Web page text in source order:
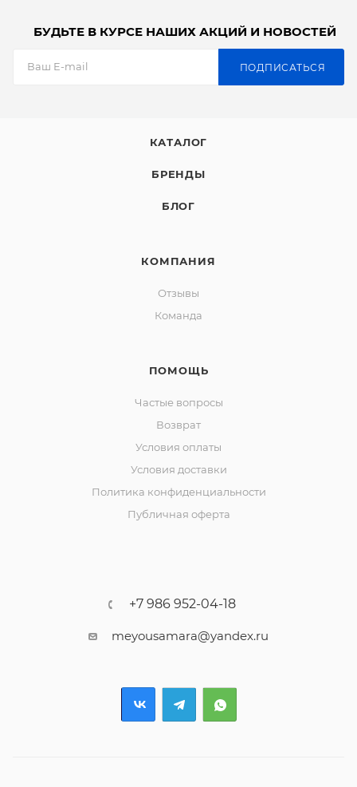
БУДЬТЕ В КУРСЕ НАШИХ АКЦИЙ И НОВОСТЕЙ
ПОДПИСАТЬСЯ
КАТАЛОГ
БРЕНДЫ
БЛОГ
КОМПАНИЯ
Отзывы
Команда
ПОМОЩЬ
Частые вопросы
Возврат
Условия оплаты
Условия доставки
Политика конфиденциальности
Публичная оферта
+7 986 952-04-18
meyousamara@yandex.ru